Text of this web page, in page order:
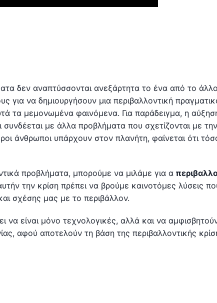
δεν αναπτύσσονται ανεξάρτητα το ένα από το
για να δημιουργήσουν μια περιβαλλοντική
τα μεμονωμένα φαινόμενα. Για παράδειγμα, η
με άλλα προβλήματα που σχετίζονται με την
άνθρωποι υπάρχουν στον πλανήτη, φαίνεται ότι
προβλήματα, μπορούμε να μιλάμε για α
την κρίση πρέπει να βρούμε καινοτόμες λύσεις
σχέσης μας με το περιβάλλον.
να είναι μόνο τεχνολογικές, αλλά και να
αφού αποτελούν τη βάση της περιβαλλοντικής